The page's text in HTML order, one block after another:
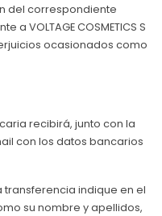
del correspondiente
VOLTAGE COSMETICS S
ocasionados como
recibirá, junto con la
con los datos bancarios
transferencia indique en el
su nombre y apellidos,